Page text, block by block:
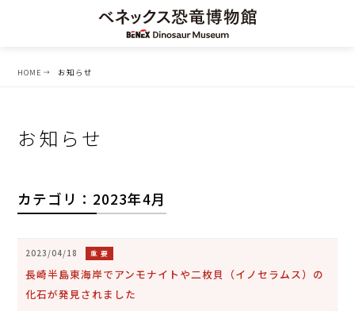
HOME お知らせ
お知らせ
カテゴリ：2023年4月
2023/04/18 重 要
長崎半島東海岸でアンモナイトや二枚貝（イノセラムス）の
化石が発見されました